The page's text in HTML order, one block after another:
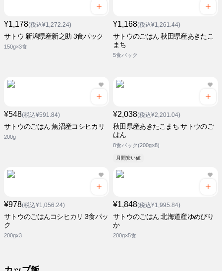
¥1,178(税込¥1,272.24)
サトウ 新潟県産新之助 3食パック
150g×3食
¥1,168(税込¥1,261.44)
サトウのごはん 秋田県産あきたこ
まち
5食パック
¥548(税込¥591.84)
サトウのごはん 魚沼産コシヒカリ
200g
¥2,038(税込¥2,201.04)
秋田県産あきたこまち サトウのご
はん
8食パック(200g×8)
月間安い値
¥978(税込¥1,056.24)
サトウのごはんコシヒカリ 3食パッ
ク
200gx3
¥1,848(税込¥1,995.84)
サトウのごはん 北海道産ゆめぴり
か
200g×5食